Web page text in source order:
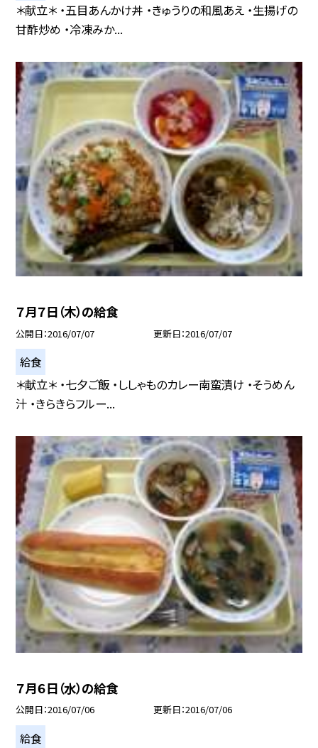
＊献立＊ ・五目あんかけ丼 ・きゅうりの和風あえ ・生揚げの
甘酢炒め ・冷凍みか...
７月７日（木）の給食
公開日 2016/07/07 更新日 2016/07/07
給食
＊献立＊ ・七夕ご飯 ・ししゃものカレー南蛮漬け ・そうめん
汁 ・きらきらフルー...
７月６日（水）の給食
公開日 2016/07/06 更新日 2016/07/06
給食